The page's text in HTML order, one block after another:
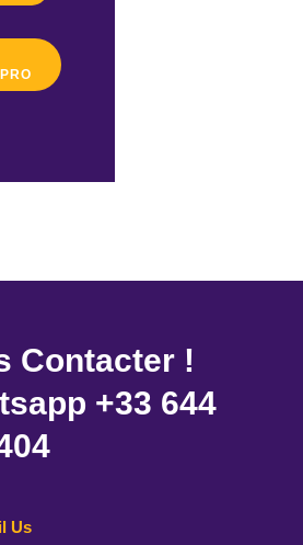
Contacter !
+33 644
Us